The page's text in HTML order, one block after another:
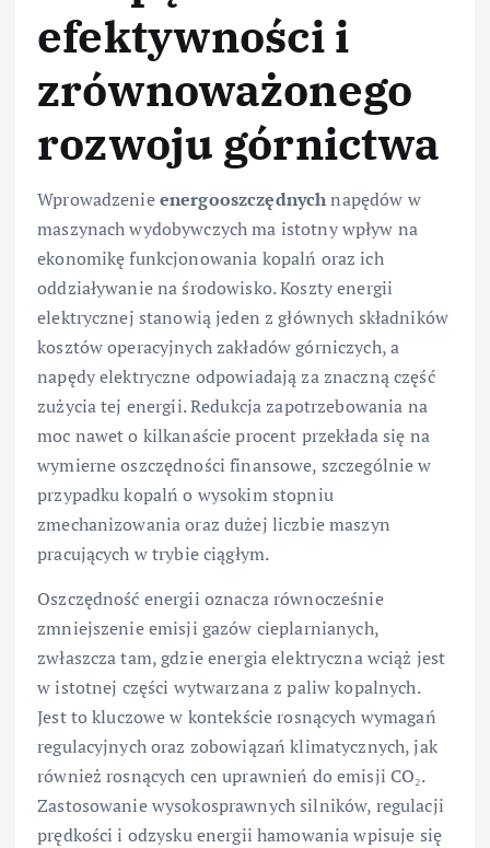
efektywności i
zrównoważonego
rozwoju górnictwa
Wprowadzenieenergooszczędnychnapędów w
maszynach wydobywczych ma istotny wpływ na
ekonomikę funkcjonowania kopalń oraz ich
oddziaływanie na środowisko. Koszty energii
elektrycznej stanowią jeden z głównych składników
kosztów operacyjnych zakładów górniczych, a
napędy elektryczne odpowiadają za znaczną część
zużycia tej energii. Redukcja zapotrzebowania na
moc nawet o kilkanaście procent przekłada się na
wymierne oszczędności finansowe, szczególnie w
przypadku kopalń o wysokim stopniu
zmechanizowania oraz dużej liczbie maszyn
pracujących w trybie ciągłym.
Oszczędność energii oznacza równocześnie
zmniejszenie emisji gazów cieplarnianych,
zwłaszcza tam, gdzie energia elektryczna wciąż jest
w istotnej części wytwarzana z paliw kopalnych.
Jest to kluczowe w kontekście rosnących wymagań
regulacyjnych oraz zobowiązań klimatycznych, jak
również rosnących cen uprawnień do emisji CO₂.
Zastosowanie wysokosprawnych silników, regulacji
prędkości i odzysku energii hamowania wpisuje się